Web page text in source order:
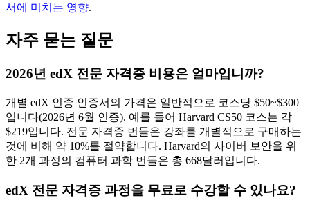
서에 미치는 영향.
자주 묻는 질문
2026년 edX 전문 자격증 비용은 얼마입니까?
개별 edX 인증 인증서의 가격은 일반적으로 코스당 $50~$300
입니다(2026년 6월 인증). 예를 들어 Harvard CS50 코스는 각
$219입니다. 전문 자격증 번들은 강좌를 개별적으로 구매하는
것에 비해 약 10%를 절약합니다. Harvard의 사이버 보안을 위
한 2개 과정의 컴퓨터 과학 번들은 총 668달러입니다.
edX 전문 자격증 과정을 무료로 수강할 수 있나요?